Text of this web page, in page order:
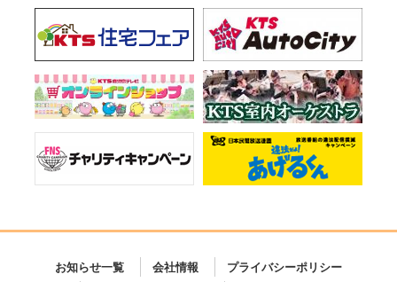
お知らせ一覧 会社情報
プライバシーポリシー